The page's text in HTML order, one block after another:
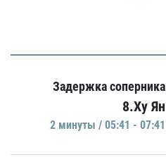
Задержка соперника
8.Ху Ян
2 минуты / 05:41 - 07:41